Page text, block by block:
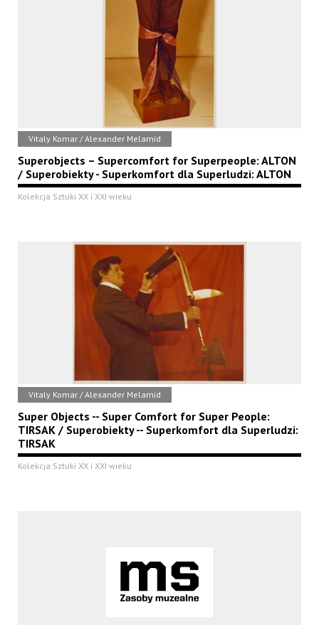
Vitaly Komar / Alexander Melamid
Superobjects – Supercomfort for Superpeople: ALTON
/ Superobiekty - Superkomfort dla Superludzi: ALTON
Kolekcja Sztuki XX i XXI wieku
Vitaly Komar / Alexander Melamid
Super Objects -- Super Comfort for Super People:
TIRSAK / Superobiekty -- Superkomfort dla Superludzi:
TIRSAK
Kolekcja Sztuki XX i XXI wieku